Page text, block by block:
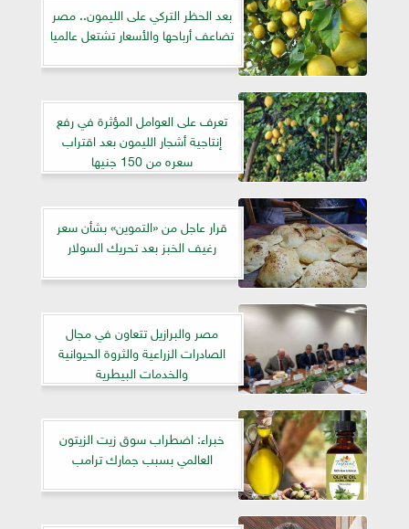
بعد الحظر التركي على الليمون.. مصر
تضاعف أرباحها والأسعار تشتعل عالميا
تعرف على العوامل المؤثرة في رفع
إنتاجية أشجار الليمون بعد اقتراب
سعره من 150 جنيها
قرار عاجل من «التموين» بشأن سعر
رغيف الخبز بعد تحريك السولار
مصر والبرازيل تتعاون في مجال
الصادرات الزراعية والثروة الحيوانية
والخدمات البيطرية
خبراء: اضطراب سوق زيت الزيتون
العالمي بسبب جمارك ترامب